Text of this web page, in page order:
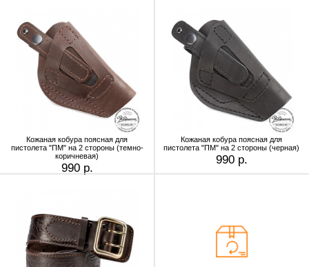
Кожаная кобура поясная для
пистолета "ПМ" на 2 стороны (темно-
коричневая)
990 р.
Кожаная кобура поясная для
пистолета "ПМ" на 2 стороны (черная)
990 р.